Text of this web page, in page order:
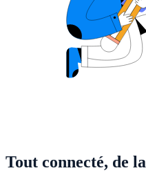
Tout connecté, de